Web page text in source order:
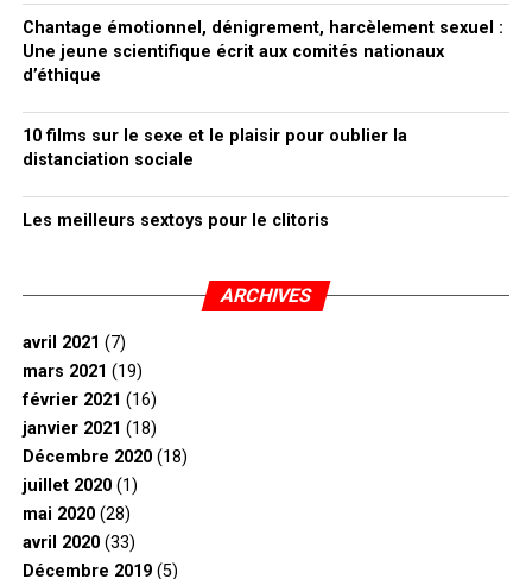
Chantage émotionnel, dénigrement, harcèlement sexuel :
Une jeune scientifique écrit aux comités nationaux
d’éthique
10 films sur le sexe et le plaisir pour oublier la
distanciation sociale
Les meilleurs sextoys pour le clitoris
ARCHIVES
avril 2021 (7)
mars 2021 (19)
février 2021 (16)
janvier 2021 (18)
Décembre 2020(18)
juillet 2020(1)
mai 2020(28)
avril 2020(33)
Décembre 2019(5)